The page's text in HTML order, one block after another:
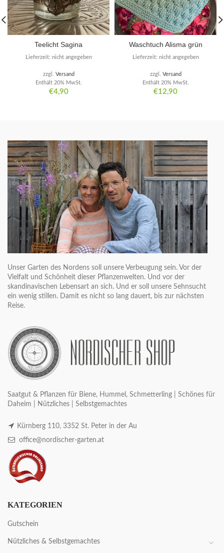
Teelicht Sagina
€4,90
Enthält 20% MwSt.
zzgl. Versand
Lieferzeit: nicht angegeben
Waschtuch Alisma grün
€12,90
Enthält 20% MwSt.
zzgl. Versand
Lieferzeit: nicht angegeben
Unser Garten des Nordens soll unsere Verbeugung sein. Vor der
Vielfalt und Schönheit dieser Pflanzenwelten. Und vor der
skandinavischen Lebensart an sich. Und er soll unsere Sehnsucht
ein wenig stillen. Damit es nicht so lang dauert, bis zur nächsten
Reise.
Saatgut & Pflanzen für Biene, Hummel, Schmetterling | Schönes für
Daheim | Nützliches | Selbstgemachtes
Kürnberg 110, 3352 St. Peter in der Au
office@nordischer-garten.at
KATEGORIEN
Gutschein
Nützliches & Selbstgemachtes